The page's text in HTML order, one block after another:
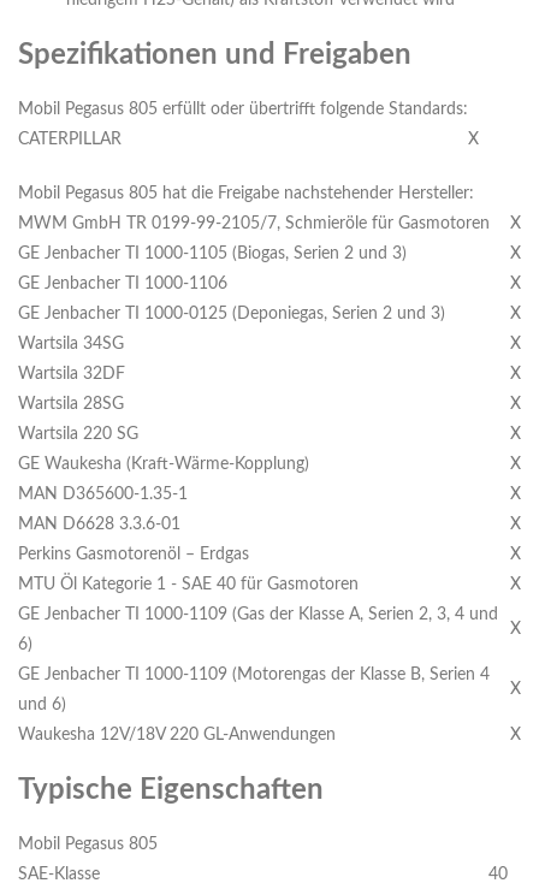
Spezifikationen und Freigaben
Mobil Pegasus 805 erfüllt oder übertrifft folgende Standards:
CATERPILLAR
X
Mobil Pegasus 805 hat die Freigabe nachstehender Hersteller:
MWM GmbH TR 0199-99-2105/7, Schmieröle für Gasmotoren
X
GE Jenbacher TI 1000-1105 (Biogas, Serien 2 und 3)
X
GE Jenbacher TI 1000-1106
X
GE Jenbacher TI 1000-0125 (Deponiegas, Serien 2 und 3)
X
Wartsila 34SG
X
Wartsila 32DF
X
Wartsila 28SG
X
Wartsila 220 SG
X
GE Waukesha (Kraft-Wärme-Kopplung)
X
MAN D365600-1.35-1
X
MAN D6628 3.3.6-01
X
Perkins Gasmotorenöl – Erdgas
X
MTU Öl Kategorie 1 - SAE 40 für Gasmotoren
X
GE Jenbacher TI 1000-1109 (Gas der Klasse A, Serien 2, 3, 4 und
6)
X
GE Jenbacher TI 1000-1109 (Motorengas der Klasse B, Serien 4
und 6)
X
Waukesha 12V/18V 220 GL-Anwendungen X
Typische Eigenschaften
Mobil Pegasus 805
SAE-Klasse
40